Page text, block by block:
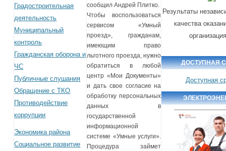
Градостроительная
деятельность
Муниципальный
контроль
Гражданская оборона и
ЧС
Публичные слушания
Обращение с ТКО
Противодействие
коррупции
Экономика района
Социальное развитие
сообщил Андрей Плитко.
Чтобы воспользоваться
сервисом «Умный
проезд», гражданам,
имеющим право
льготного проезда, нужно
обратиться в любой
центр «Мои Документы»
и дать свое согласие на
обработку персональных
данных в
государственной
информационной
системе «Умные услуги».
Процедура займет
Результаты
качества
ДОСТУПНАЯ
Доступная